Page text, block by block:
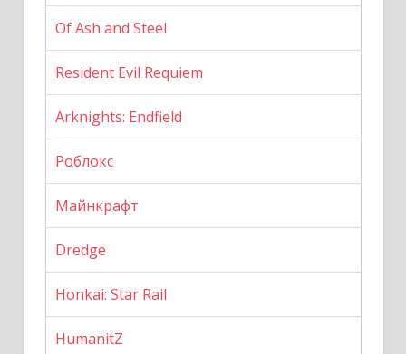
Of Ash and Steel
Resident Evil Requiem
Arknights: Endfield
Роблокс
Майнкрафт
Dredge
Honkai: Star Rail
HumanitZ